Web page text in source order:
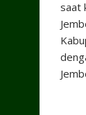
saat